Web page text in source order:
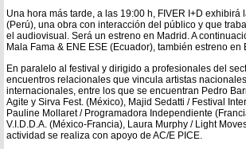
Una hora más tarde, a las 19:00 h, FIVER I+D
(Perú), una obra con interacción del público y que
el audiovisual. Será un estreno en Madrid. A
Mala Fama & ENE ESE (Ecuador), también estreno
En paralelo al festival y dirigido a profesionales del
encuentros relacionales que vincula artistas
internacionales, entre los que se encuentran Pedro
Agite y Sirva Fest. (México), Majid Sedatti / Festival
Pauline Mollaret / Programadora Independiente
V.I.D.D.A. (México-Francia), Laura Murphy / Light
actividad se realiza con apoyo de AC/E PICE.